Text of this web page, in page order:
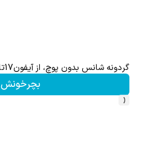
گردونه شانس بدون پوچ، از آیفون17تا PS5 و طلای دیجیتال و دلار🔥
بچرخونش
‹